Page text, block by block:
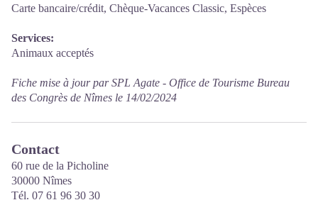
Carte bancaire/crédit, Chèque-Vacances Classic, Espèces
Services:
Animaux acceptés
Fiche mise à jour par SPL Agate - Office de Tourisme Bureau
des Congrès de Nîmes le 14/02/2024
Contact
60 rue de la Picholine
30000 Nîmes
Tél. 07 61 96 30 30